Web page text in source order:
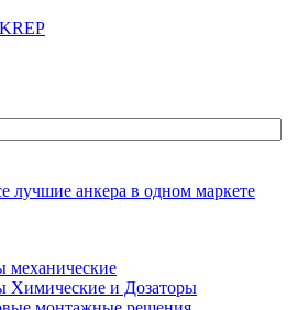
механические
Химические и Дозаторы